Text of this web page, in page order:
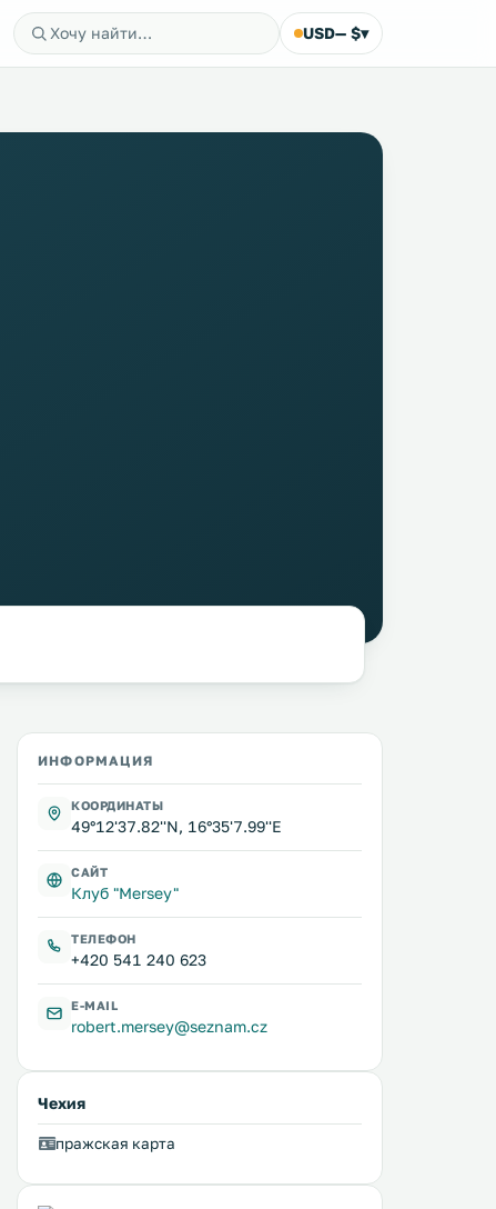
USD— $▾
ИНФОРМАЦИЯ
КООРДИНАТЫ
49°12'37.82''N, 16°35'7.99''E
САЙТ
Клуб "Mersey"
ТЕЛЕФОН
+420 541 240 623
E-MAIL
robert.mersey@seznam.cz
Чехия
пражская карта